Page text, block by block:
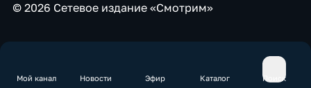
Мой канал Новости Эфир Каталог Поиск
© 2026 Сетевое издание «Смотрим»